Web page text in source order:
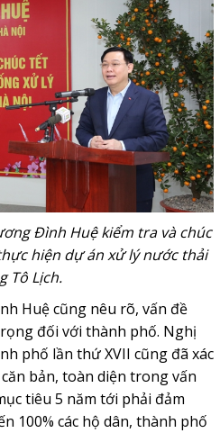
Đình Huệ kiểm tra và chúc
hiện dự án xử lý nước thải
Tô Lịch.
Huệ cũng nêu rõ, vấn đề
đối với thành phố. Nghị
phố lần thứ XVII cũng đã xác
bản, toàn diện trong vấn
tiêu 5 năm tới phải đảm
100% các hộ dân, thành phố